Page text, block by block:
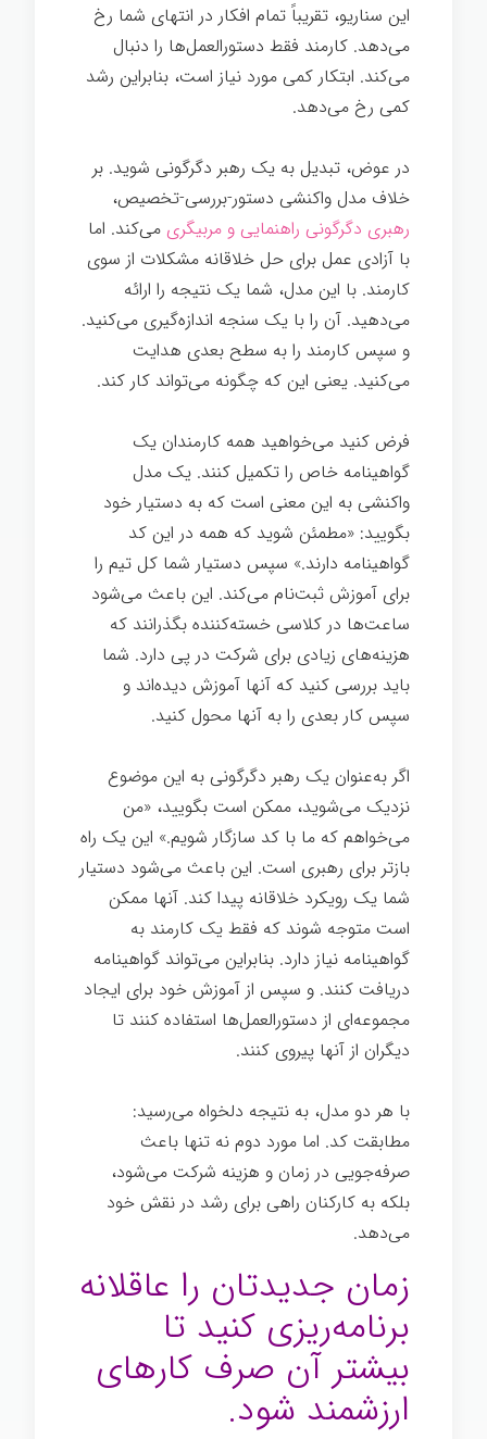
این سناریو، تقریباً تمام افکار در انتهای شما رخ
می‌دهد. کارمند فقط دستورالعمل‌ها را دنبال
می‌کند. ابتکار کمی مورد نیاز است، بنابراین رشد
کمی رخ می‌دهد.
در عوض، تبدیل به یک رهبر دگرگونی شوید. بر
خلاف مدل واکنشی دستور-بررسی-تخصیص،
رهبری دگرگونی راهنمایی و مربیگری می‌کند. اما
با آزادی عمل برای حل خلاقانه مشکلات از سوی
کارمند. با این مدل، شما یک نتیجه را ارائه
می‌دهید. آن را با یک سنجه اندازه‌گیری می‌کنید.
و سپس کارمند را به سطح بعدی هدایت
می‌کنید. یعنی این که چگونه می‌تواند کار کند.
فرض کنید می‌خواهید همه کارمندان یک
گواهینامه خاص را تکمیل کنند. یک مدل
واکنشی به این معنی است که به دستیار خود
بگویید: «مطمئن شوید که همه در این کد
گواهینامه دارند.» سپس دستیار شما کل تیم را
برای آموزش ثبت‌نام می‌کند. این باعث می‌شود
ساعت‌ها در کلاسی خسته‌کننده بگذرانند که
هزینه‌های زیادی برای شرکت در پی دارد. شما
باید بررسی کنید که آنها آموزش دیده‌اند و
سپس کار بعدی را به آنها محول کنید.
اگر به‌عنوان یک رهبر دگرگونی به این موضوع
نزدیک می‌شوید، ممکن است بگویید، «من
می‌خواهم که ما با کد سازگار شویم.» این یک راه
بازتر برای رهبری است. این باعث می‌شود دستیار
شما یک رویکرد خلاقانه پیدا کند. آنها ممکن
است متوجه شوند که فقط یک کارمند به
گواهینامه نیاز دارد. بنابراین می‌تواند گواهینامه
دریافت کنند. و سپس از آموزش خود برای ایجاد
مجموعه‌ای از دستورالعمل‌ها استفاده کنند تا
دیگران از آنها پیروی کنند.
با هر دو مدل، به نتیجه دلخواه می‌رسید:
مطابقت کد. اما مورد دوم نه تنها باعث
صرفه‌جویی در زمان و هزینه شرکت می‌شود،
بلکه به کارکنان راهی برای رشد در نقش خود
می‌دهد.
زمان جدیدتان را عاقلانه
برنامه‌ریزی کنید تا
بیشتر آن صرف کارهای
ارزشمند شود.